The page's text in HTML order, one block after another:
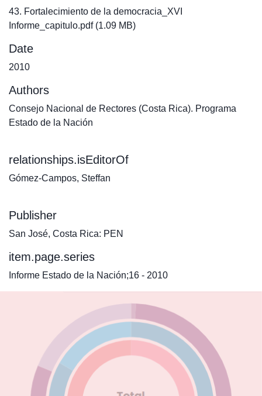
43. Fortalecimiento de la democracia_XVI
Informe_capitulo.pdf(1.09 MB)
Date
2010
Authors
Consejo Nacional de Rectores (Costa Rica). Programa
Estado de la Nación
relationships.isEditorOf
Gómez-Campos, Steffan
Publisher
San José, Costa Rica: PEN
item.page.series
Informe Estado de la Nación;16 - 2010